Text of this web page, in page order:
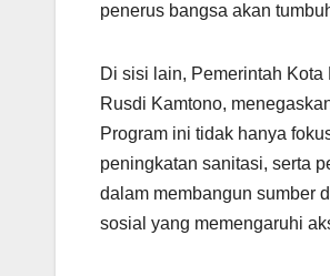
penerus bangsa akan
Di sisi lain, Pemerintah
Rusdi Kamtono,
Program ini tidak hanya
peningkatan sanitasi, serta
dalam membangun sumber
sosial yang memengaruhi